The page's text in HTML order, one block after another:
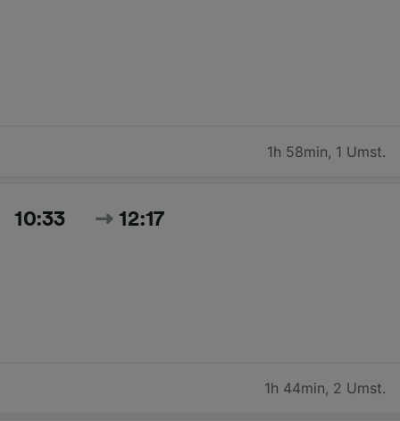
1h 58min, 1 Umst.
10:33 12:17
1h 44min, 2 Umst.